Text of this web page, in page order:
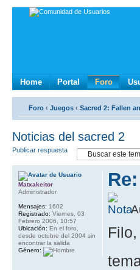
Home Portal Foro
Foro ‹ Juegos ‹ Sacred 2: Fallen
Noticias del sacred 2
Publicar respuesta
Matxakeitor
Administrador
Mensajes: 1602
Registrado: Viernes, 03
Febrero 2006, 10:57
Ubicación: En el foro,
desde octubre del 2004 sin
encontrar la salida
Género: